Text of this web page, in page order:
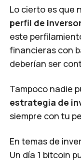
Lo cierto es que
perfil de
este
financieras con
deberían ser
Tampoco nadie
estrategia de
siempre con tu
En temas de
Un día 1 bitcoin